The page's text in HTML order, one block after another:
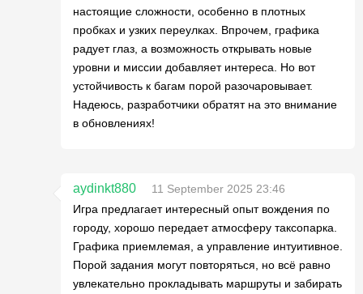
настоящие сложности, особенно в плотных
пробках и узких переулках. Впрочем, графика
радует глаз, а возможность открывать новые
уровни и миссии добавляет интереса. Но вот
устойчивость к багам порой разочаровывает.
Надеюсь, разработчики обратят на это внимание
в обновлениях!
aydinkt880
11 September 2025 23:46
Игра предлагает интересный опыт вождения по
городу, хорошо передает атмосферу таксопарка.
Графика приемлемая, а управление интуитивное.
Порой задания могут повторяться, но всё равно
увлекательно прокладывать маршруты и забирать